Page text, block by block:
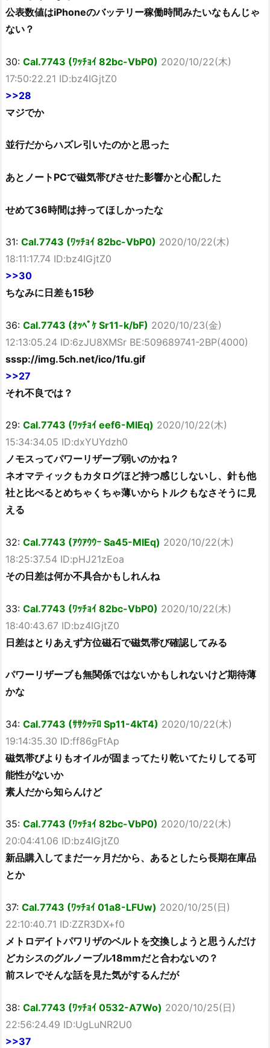
公表数値はiPhoneのバッテリー稼働時間みたいなもんじゃ
ない？
30: Cal.7743 (ﾜｯﾁｮｲ 82bc-VbP0) 2020/10/22(木)
17:50:22.21 ID:bz4IGjtZ0
>>28
マジでか
並行だからハズレ引いたのかと思った
あとノートPCで磁気帯びさせた影響かと心配した
せめて36時間は持ってほしかったな
31: Cal.7743 (ﾜｯﾁｮｲ 82bc-VbP0) 2020/10/22(木)
18:11:17.74 ID:bz4IGjtZ0
>>30
ちなみに日差も15秒
36: Cal.7743 (ｵｯﾍﾟｹ Sr11-k/bF) 2020/10/23(金)
12:13:05.24 ID:6zJU8XMSr BE:509689741-2BP(4000)
sssp://img.5ch.net/ico/1fu.gif
>>27
それ不良では？
29: Cal.7743 (ﾜｯﾁｮｲ eef6-MlEq) 2020/10/22(木)
15:34:34.05 ID:dxYUYdzh0
ノモスってパワーリザーブ弱いのかね？
ネオマティックもカタログほど持つ感じしないし、針も他
社と比べるとめちゃくちゃ薄いからトルクもなさそうに見
える
32: Cal.7743 (ｱｳｱｳｳｰ Sa45-MlEq) 2020/10/22(木)
18:25:37.54 ID:pHJ21zEoa
その日差は何か不具合かもしれんね
33: Cal.7743 (ﾜｯﾁｮｲ 82bc-VbP0) 2020/10/22(木)
18:40:43.67 ID:bz4IGjtZ0
日差はとりあえず方位磁石で磁気帯び確認してみる
パワーリザーブも無関係ではないかもしれないけど期待薄
かな
34: Cal.7743 (ｻｻｸｯﾃﾛ Sp11-4kT4) 2020/10/22(木)
19:14:35.30 ID:ff86gFtAp
磁気帯びよりもオイルが固まってたり乾いてたりしてる可
能性がないか
素人だから知らんけど
35: Cal.7743 (ﾜｯﾁｮｲ 82bc-VbP0) 2020/10/22(木)
20:04:41.06 ID:bz4IGjtZ0
新品購入してまだ一ヶ月だから、あるとしたら長期在庫品
とか
37: Cal.7743 (ﾜｯﾁｮｲ 01a8-LFUw) 2020/10/25(日)
22:10:40.71 ID:ZZR3DX+f0
メトロデイトパワリザのベルトを交換しようと思うんだけ
どカシスのグルノーブル18mmだと合わないの？
前スレでそんな話を見た気がするんだが
38: Cal.7743 (ﾜｯﾁｮｲ 0532-A7Wo) 2020/10/25(日)
22:56:24.49 ID:UgLuNR2U0
>>37